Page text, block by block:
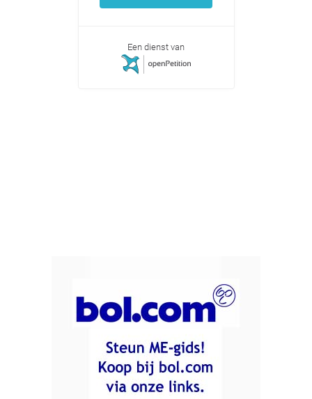
Een dienst van